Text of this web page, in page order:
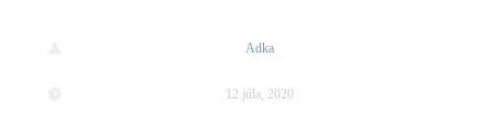
Adka
12 júla, 2020